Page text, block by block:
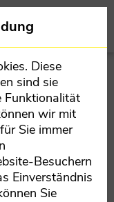
Diese
sind sie
Funktionalität
wir mit
Sie immer
Besuchern
Einverständnis
Sie